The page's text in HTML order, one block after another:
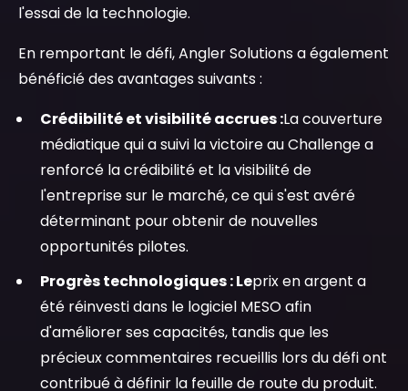
l'essai de la technologie.
En remportant le défi, Angler Solutions a également
bénéficié des avantages suivants :
Crédibilité et visibilité accrues :La couverture
médiatique qui a suivi la victoire au Challenge a
renforcé la crédibilité et la visibilité de
l'entreprise sur le marché, ce qui s'est avéré
déterminant pour obtenir de nouvelles
opportunités pilotes.
Progrès technologiques : Leprix en argent a
été réinvesti dans le logiciel MESO afin
d'améliorer ses capacités, tandis que les
précieux commentaires recueillis lors du défi ont
contribué à définir la feuille de route du produit.